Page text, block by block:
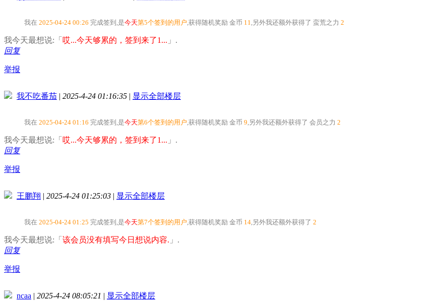
我在 2025-04-24 00:26 完成签到,是今天第5个签到的用户 ,获得随机奖励 金币 11 ,另外我还额外获得了 蛮荒之力 2
我今天最想说:「 哎...今天够累的，签到来了1... 」.
回复
举报
我不吃番茄 | 2025-4-24 01:16:35 | 显示全部楼层
我在 2025-04-24 01:16 完成签到,是今天第6个签到的用户 ,获得随机奖励 金币 9 ,另外我还额外获得了 会员之力 2
我今天最想说:「 哎...今天够累的，签到来了1... 」.
回复
举报
王鹏翔 | 2025-4-24 01:25:03 | 显示全部楼层
我在 2025-04-24 01:25 完成签到,是今天第7个签到的用户 ,获得随机奖励 金币 14 ,另外我还额外获得了 2
我今天最想说:「 该会员没有填写今日想说内容. 」.
回复
举报
ncaa | 2025-4-24 08:05:21 | 显示全部楼层